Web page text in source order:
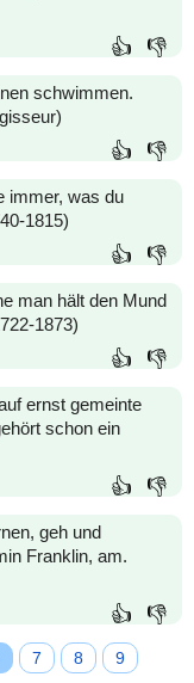
👍 👎
schwimmen.
👍 👎
immer, was du
1815)
👍 👎
man hält den Mund
1873)
👍 👎
ernst gemeinte
schon ein
👍 👎
geh und
Franklin, am.
👍 👎
7 8 9